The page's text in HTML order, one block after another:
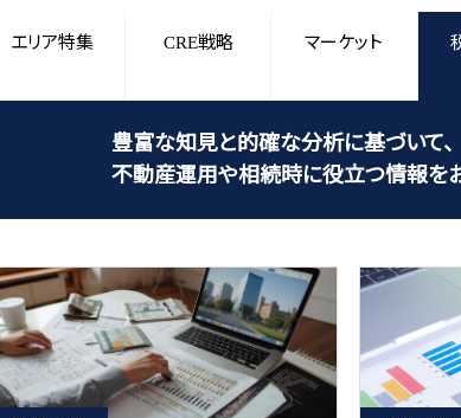
エリア特集 CRE戦略 マーケット
豊富な知見と的確な分析に基づいて、
不動産運用や相続時に役立つ情報を